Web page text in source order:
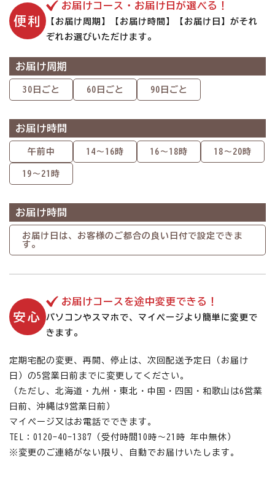
便利
お届けコース・お届け日が選べる！
【お届け周期】【お届け時間】【お届け日】がそれ
ぞれお選びいただけます。
お届け周期
30日ごと 60日ごと 90日ごと
お届け時間
午前中 14～16時 16～18時 18～20時
19～21時
お届け時間
お届け日は、お客様のご都合の良い日付で設定できま
す。
安心
お届けコースを途中変更できる！
パソコンやスマホで、マイページより簡単に変更で
きます。
定期宅配の変更、再開、停止は、次回配送予定日（お届け
日）の5営業日前までに変更してください。
（ただし、北海道・九州・東北・中国・四国・和歌山は6営業
日前、沖縄は9営業日前）
マイページ又はお電話でできます。
TEL：0120-40-1387（受付時間10時～21時 年中無休）
※変更のご連絡がない限り、自動でお届けいたします。